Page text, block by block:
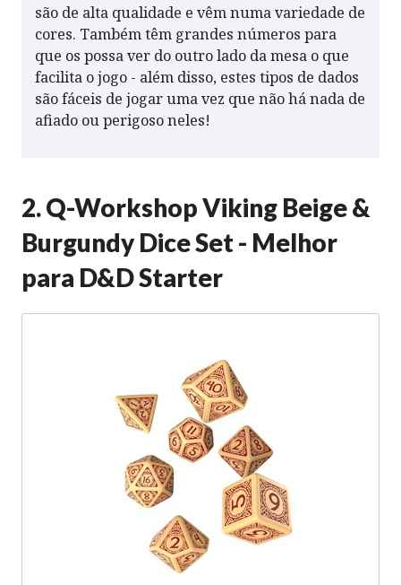
são de alta qualidade e vêm numa variedade de
cores. Também têm grandes números para
que os possa ver do outro lado da mesa o que
facilita o jogo - além disso, estes tipos de dados
são fáceis de jogar uma vez que não há nada de
afiado ou perigoso neles!
2. Q-Workshop Viking Beige &
Burgundy Dice Set - Melhor
para D&D Starter